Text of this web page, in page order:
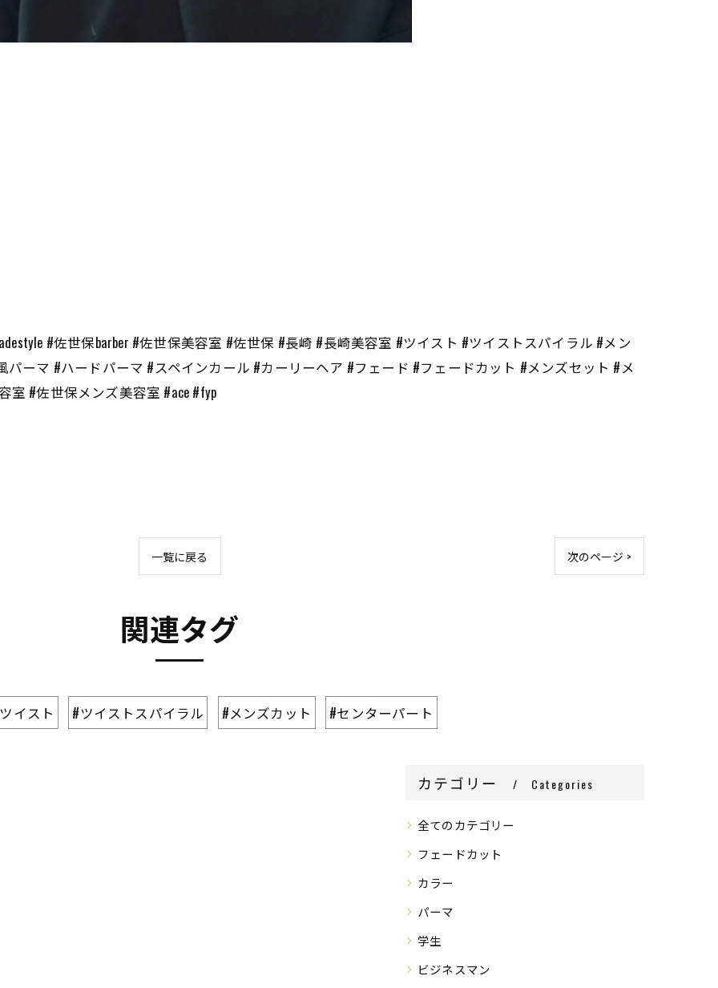
#佐世保barber #佐世保美容室 #佐世保 #長崎 #長崎美容室 #ツイスト #ツイストスパイラル #メン
ーマ #ハードパーマ #スペインカール #カーリーヘア #フェード #フェードカット #メンズセット #メ
#佐世保メンズ美容室 #ace #fyp
一覧に戻る 次のページ >
関連タグ
イスト #ツイストスパイラル #メンズカット #センターパート
カテゴリー Categories
全てのカテゴリー
フェードカット
カラー
パーマ
学生
ビジネスマン